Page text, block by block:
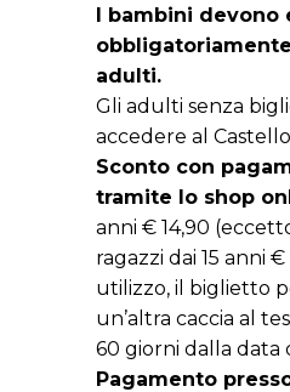
I bambini devono
adulti.
Gli adulti senza
accedere al
Sconto con
tramite lo shop
anni € 14,90
ragazzi dai 15 anni €
utilizzo, il biglietto
un’altra caccia al
60 giorni dalla data
Pagamento